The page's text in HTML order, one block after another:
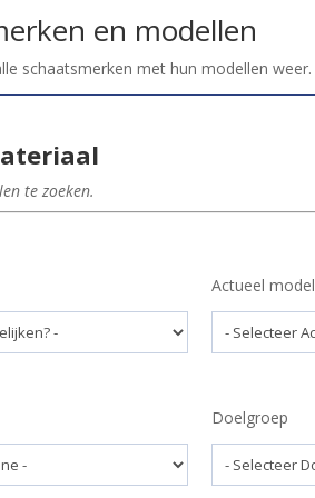
en modellen
schaatsmerken met hun modellen weer.
te zoeken.
Actueel model
Doelgroep